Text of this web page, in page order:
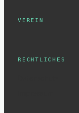
VEREIN
RECHTLICHES